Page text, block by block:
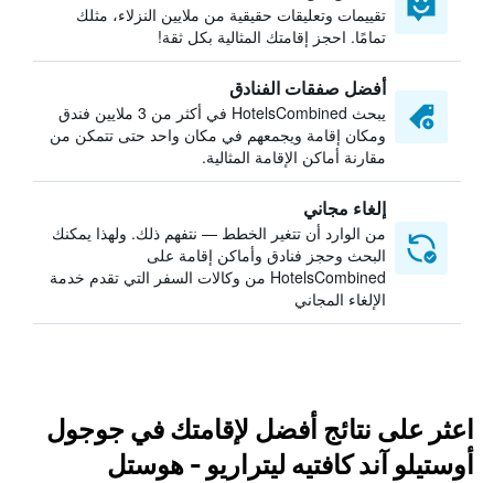
تقييمات وتعليقات حقيقية من ملايين النزلاء، مثلك
تمامًا. احجز إقامتك المثالية بكل ثقة!
أفضل صفقات الفنادق
يبحث HotelsCombined في أكثر من 3 ملايين فندق
ومكان إقامة ويجمعهم في مكان واحد حتى تتمكن من
مقارنة أماكن الإقامة المثالية.
إلغاء مجاني
من الوارد أن تتغير الخطط — نتفهم ذلك. ولهذا يمكنك
البحث وحجز فنادق وأماكن إقامة على
HotelsCombined من وكالات السفر التي تقدم خدمة
الإلغاء المجاني
اعثر على نتائج أفضل لإقامتك في جوجول
أوستيلو آند كافتيه ليتراريو - هوستل